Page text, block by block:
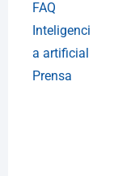
FAQ
Inteligenci
a artificial
Prensa